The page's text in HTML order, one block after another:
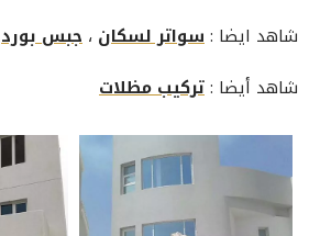
شاهد ايضا :سواتر لسكان ، جبس بورد
شاهد أيضا :تركيب مظلات